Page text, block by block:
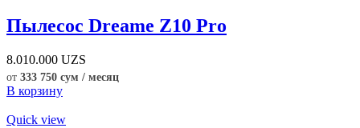
Пылесос Dreame Z10 Pro
8.010.000 UZS
от 333 750 сум / месяц
В корзину
Quick view